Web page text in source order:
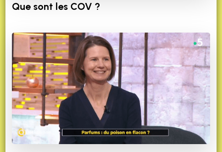
Que sont les COV ?